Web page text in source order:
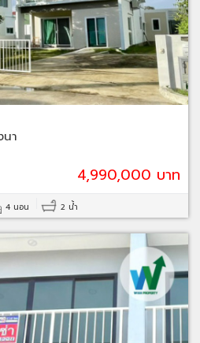
า
4,990,000 บาท
4 นอน 2 น้ำ